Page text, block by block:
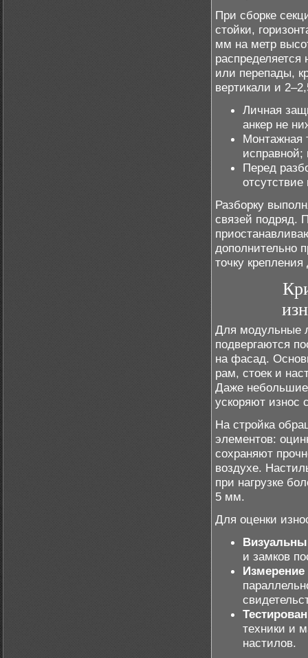
При сборке
стойки,
мм на метр
или перепады,
вертикали и
Личная
анкер не
Монтажная
Перед
Разборку
связей подряд.
дополнительно
точку
Для модульные
подвергаются
на фасад.
рам, стоек и
Даже небольшие
ускоряют износ
На стройка
элементов:
сохраняют
воздухе.
при нагрузке
5 мм.
Для оценки
и замков
Измерение
техники и
настилов.